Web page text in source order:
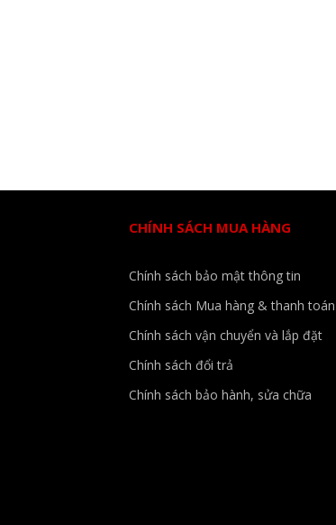
CHÍNH SÁCH MUA HÀNG
Chính sách bảo mật thông tin
Chính sách Mua hàng & thanh toán
Chính sách vận chuyển và lắp đặt
Chính sách đổi trả
Chính sách bảo hành, sửa chữa